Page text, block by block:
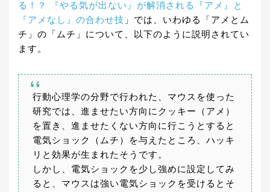
る！？ 『やる気が出ない』が解消される『アメ』と
『アメなし』の合わせ技 」では、いわゆる「アメとム
チ」の「ムチ」について、以下のように説明されてい
ます。
行動心理学の分野で行われた、マウスを使った
研究では、進ませたい方向にクッキー（アメ）
を置き、進ませたくない方向に行こうとすると
電気ショック（ムチ）を与えたところ、ハッキ
リと効果が生まれたそうです。
しかし、電気ショックを少し強めに設定してみ
ると、マウスは強い電気ショックを受けるとそ